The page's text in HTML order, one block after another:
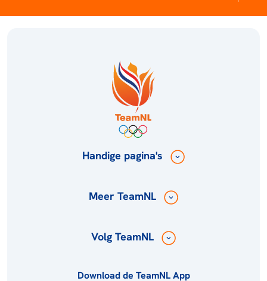
Handige pagina's
Meer TeamNL
Volg TeamNL
Download de TeamNL App